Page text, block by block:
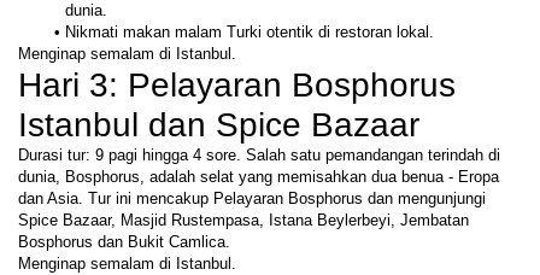
dunia.
Nikmati makan malam Turki otentik di restoran lokal.
Menginap semalam di Istanbul.
Hari 3: Pelayaran Bosphorus
Istanbul dan Spice Bazaar
Durasi tur: 9 pagi hingga 4 sore. Salah satu pemandangan terindah di
dunia, Bosphorus, adalah selat yang memisahkan dua benua - Eropa
dan Asia. Tur ini mencakup Pelayaran Bosphorus dan mengunjungi
Spice Bazaar, Masjid Rustempasa, Istana Beylerbeyi, Jembatan
Bosphorus dan Bukit Camlica.
Menginap semalam di Istanbul.